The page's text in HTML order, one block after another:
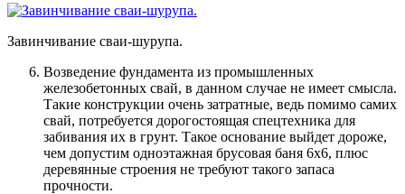
Завинчивание сваи-шурупа.
Возведение фундамента из промышленных
железобетонных свай, в данном случае не имеет смысла.
Такие конструкции очень затратные, ведь помимо самих
свай, потребуется дорогостоящая спецтехника для
забивания их в грунт. Такое основание выйдет дороже,
чем допустим одноэтажная брусовая баня 6х6, плюс
деревянные строения не требуют такого запаса
прочности.